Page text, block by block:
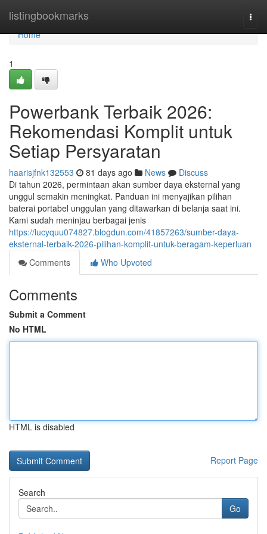
listingbookmarks
Home
Home
1
Powerbank Terbaik 2026:
Rekomendasi Komplit untuk
Setiap Persyaratan
haarisjfnk132553 81 days ago News
Discuss
Di tahun 2026, permintaan akan sumber daya eksternal yang
unggul semakin meningkat. Panduan ini menyajikan pilihan
baterai portabel unggulan yang ditawarkan di belanja saat ini.
Kami sudah meninjau berbagai jenis
https://lucyquu074827.blogdun.com/41857263/sumber-daya-
eksternal-terbaik-2026-pilihan-komplit-untuk-beragam-keperluan
Comments
Who Upvoted
Comments
Submit a Comment
No HTML
HTML is disabled
Report Page
Search
Go